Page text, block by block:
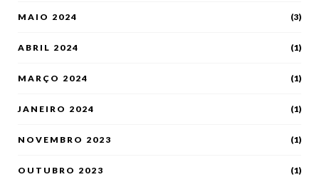
MAIO 2024 (3)
ABRIL 2024 (1)
MARÇO 2024 (1)
JANEIRO 2024 (1)
NOVEMBRO 2023 (1)
OUTUBRO 2023 (1)